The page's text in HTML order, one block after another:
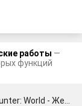
работы —
функций
World - Жест: хип-хоп